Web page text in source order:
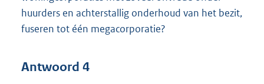
huurders en achterstallig onderhoud van het bezit,
fuseren tot één megacorporatie?
Antwoord 4